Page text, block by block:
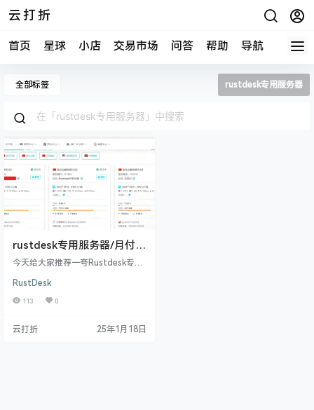
云打折
首页 星球 小店 交易市场 问答 帮助 导航 快报
全部标签 rustdesk专用服务器
rustdesk专用服务器/月付8
元、京东BGP线路10M带宽
今天给大家推荐一夸Rustdesk专用
搭建rustdesk出的套餐，而是根据r
ustdesk搭建要求作者找到的），因
性肯定没有问题。并且我搭建了这
RustDesk
113 0
云打折 25年1月18日